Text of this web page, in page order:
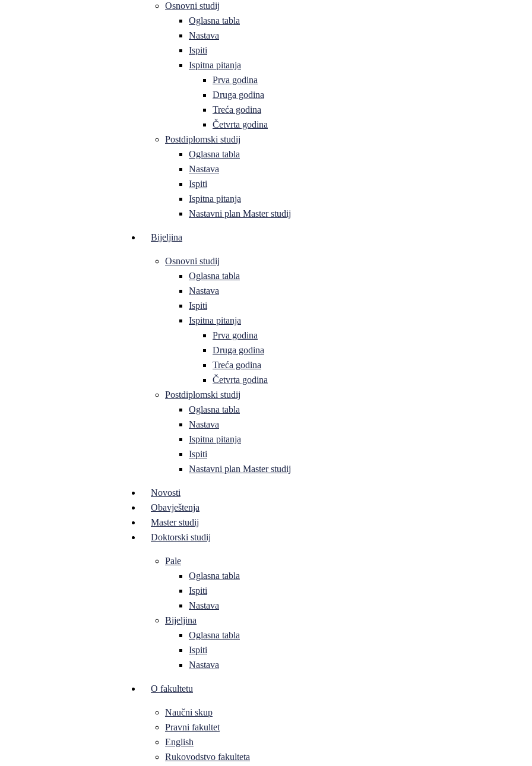
Osnovni studij
Oglasna tabla
Nastava
Ispiti
Ispitna pitanja
Prva godina
Druga godina
Treća godina
Četvrta godina
Postdiplomski studij
Oglasna tabla
Nastava
Ispiti
Ispitna pitanja
Nastavni plan Master studij
Bijeljina
Osnovni studij
Oglasna tabla
Nastava
Ispiti
Ispitna pitanja
Prva godina
Druga godina
Treća godina
Četvrta godina
Postdiplomski studij
Oglasna tabla
Nastava
Ispitna pitanja
Ispiti
Nastavni plan Master studij
Novosti
Obavještenja
Master studij
Doktorski studij
Pale
Oglasna tabla
Ispiti
Nastava
Bijeljina
Oglasna tabla
Ispiti
Nastava
O fakultetu
Naučni skup
Pravni fakultet
English
Rukovodstvo fakulteta